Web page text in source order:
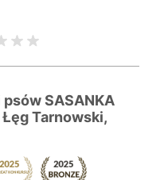
SASANKA
Tarnowski,